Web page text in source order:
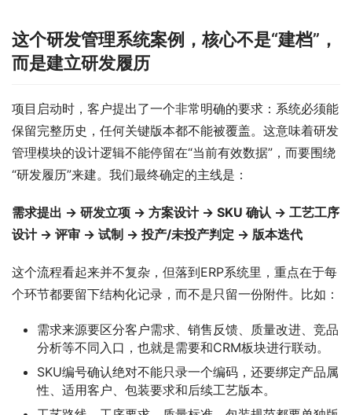
这个研发管理系统案例，核心不是“建档”，
而是建立研发履历
项目启动时，客户提出了一个非常明确的要求：系统必须能
保留完整历史，任何关键版本都不能被覆盖。这意味着研发
管理模块的设计逻辑不能停留在“当前有效数据”，而要围绕
“研发履历”来建。我们最终确定的主线是：
需求提出 → 研发立项 → 方案设计 → SKU 确认 → 工艺工序
设计 → 评审 → 试制 → 投产/未投产判定 → 版本迭代
这个流程看起来并不复杂，但落到ERP系统里，重点在于每
个环节都要留下结构化记录，而不是只留一份附件。比如：
需求来源要区分客户需求、销售反馈、质量改进、竞品
分析等不同入口，也就是需要和CRM板块进行联动。
SKU编号确认绝对不能只录一个编码，还要绑定产品属
性、适用客户、包装要求和后续工艺版本。